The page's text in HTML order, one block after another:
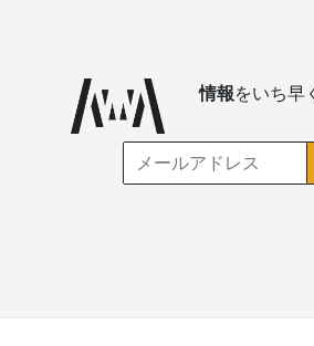
情報をいち早